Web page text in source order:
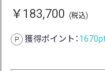
￥183,700 (税込)
獲得ポイント：1670